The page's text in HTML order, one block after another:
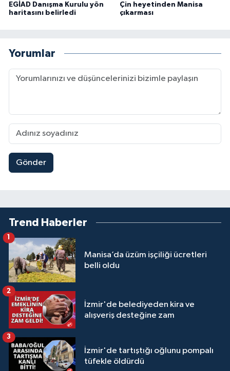
EGİAD Danışma Kurulu yön
haritasını belirledi
Çin heyetinden Manisa
çıkarması
Yorumlar
Gönder
Trend Haberler
Manisa’da üzüm işçiliği ücretleri
belli oldu
İzmir'de belediyeden kira ve
alışveriş desteğine zam
2
İzmir'de tartıştığı oğlunu pompalı
tüfekle öldürdü
3